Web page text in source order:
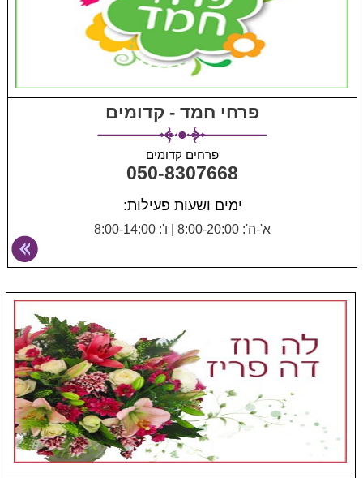
פרחי חמד - קדומים
פרחים קדומים
050-8307668
ימים ושעות פעילות:
א'-ה': 8:00-20:00 ו': 8:00-14:00